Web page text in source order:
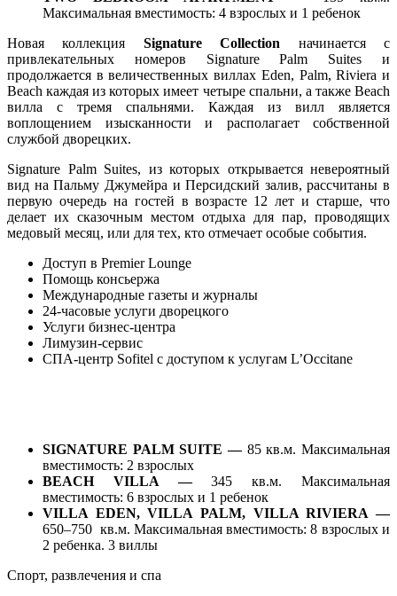
Максимальная вместимость: 4 взрослых и 1 ребенок
Новая коллекция Signature Collection начинается с
привлекательных номеров Signature Palm Suites и
продолжается в величественных виллах Eden, Palm, Riviera и
Beach каждая из которых имеет четыре спальни, а также Beach
вилла с тремя спальнями. Каждая из вилл является
воплощением изысканности и располагает собственной
службой дворецких.
Signature Palm Suites, из которых открывается невероятный
вид на Пальму Джумейра и Персидский залив, рассчитаны в
первую очередь на гостей в возрасте 12 лет и старше, что
делает их сказочным местом отдыха для пар, проводящих
медовый месяц, или для тех, кто отмечает особые события.
Доступ в Premier Lounge
Помощь консьержа
Международные газеты и журналы
24-часовые услуги дворецкого
Услуги бизнес-центра
Лимузин-сервис
СПА-центр Sofitel с доступом к услугам L’Occitane
SIGNATURE PALM SUITE — 85 кв.м. Максимальная
вместимость: 2 взрослых
BEACH
VILLA —345 кв.м. Максимальная
вместимость: 6 взрослых и 1 ребенок
VILLA EDEN, VILLA PALM, VILLA RIVIERA —
650–750 кв.м. Максимальная вместимость: 8 взрослых и
2 ребенка. 3 виллы
Спорт, развлечения и спа